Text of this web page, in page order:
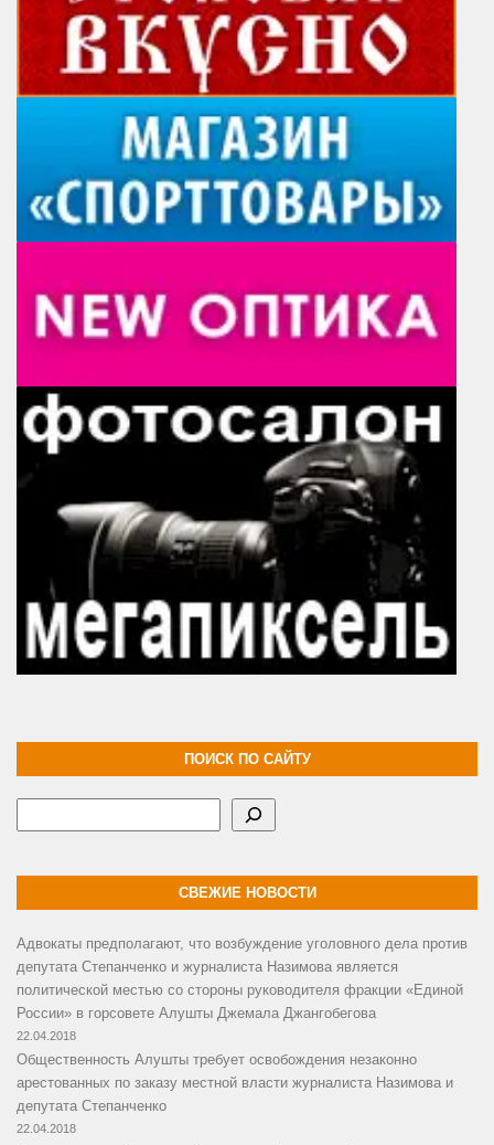
ПОИСК ПО САЙТУ
СВЕЖИЕ НОВОСТИ
Адвокаты предполагают, что возбуждение уголовного дела против
депутата Степанченко и журналиста Назимова является
политической местью со стороны руководителя фракции «Единой
России» в горсовете Алушты Джемала Джангобегова
22.04.2018
Общественность Алушты требует освобождения незаконно
арестованных по заказу местной власти журналиста Назимова и
депутата Степанченко
22.04.2018